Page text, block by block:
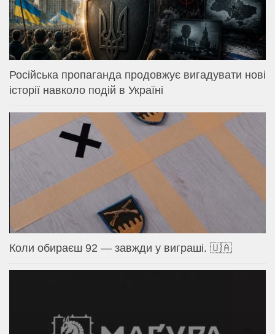
Російська пропаганда продовжує вигадувати нові
історії навколо подій в Україні
Коли обираєш 92 — завжди у виграші. 🇺🇦